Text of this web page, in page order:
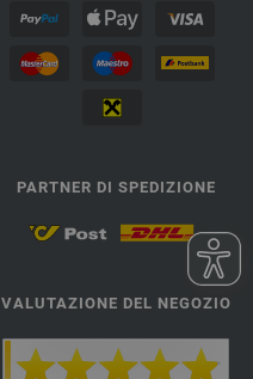
PARTNER DI SPEDIZIONE
VALUTAZIONE DEL NEGOZIO